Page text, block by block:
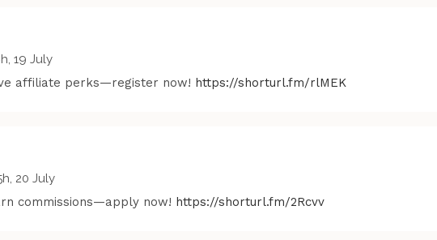
19 July
affiliate perks—register now! https://shorturl.fm/rlMEK
20 July
commissions—apply now! https://shorturl.fm/2Rcvv